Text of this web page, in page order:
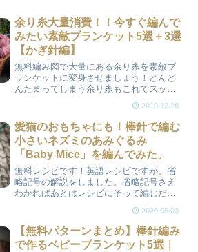
余り糸大量消費！！今すぐ編んで
みたい素敵ブランケット5選＋3選
【かぎ針編】
無料編み図で大量にある余り糸を素敵ブ
ランケットに変身させましょう！どんど
んたまってしまう余り糸もこれでスッキ
2019.12.28
愛猫のおもちゃにも！棒針で編む
小さいネズミのあみぐるみ
「Baby Mice」を編んでみた。
無料レシピです！英語レシピですが、省
略記号の解説をしました。省略記号さえ
わかればあとはレシピにそって編むだ
まり使用しないので、余っている毛糸で
OK!とても可愛いいので、たくさん量産
したくなりますよ！
2020.05.03
【無料パターンまとめ】棒針編み
で作るベビーブランケット5選｜